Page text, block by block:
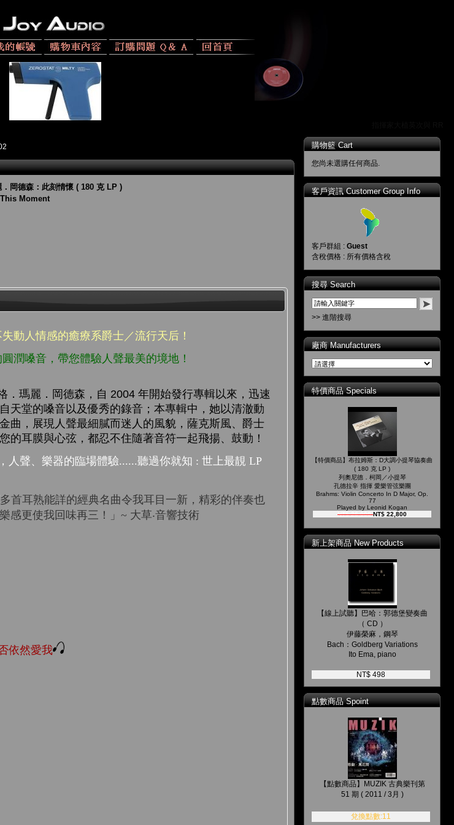
．岡德森：此刻情懷 ( 180 克 LP )
Moment
動人情感的癒療系爵士／流行天后！
潤嗓音，帶您體驗人聲最美的境地！
．瑪麗．岡德森，自 2004 年開始發行專輯以來，迅速
天堂的嗓音以及優秀的錄音；本專輯中，她以清澈動
曲，展現人聲最細膩而迷人的風貌，薩克斯風、爵士
的耳膜與心弦，都忍不住隨著音符一起飛揚、鼓動！
人聲、樂器的臨場體驗......聽過你就知 :世上最靚 LP
首耳熟能詳的經典名曲令我耳目一新，精彩的伴奏也
感更使我回味再三！」~ 大草‧音響技術
依然愛我
購物籃 Cart
您尚未選購任何商品.
客戶資訊 Customer Group Info
客戶群組 : Guest
含稅價格 : 所有價格含稅
搜尋 Search
>> 進階搜尋
廠商 Manufacturers
特價商品 Specials
【特價商品】布拉姆斯：D大調小提琴協奏曲
( 180 克 LP )
列奧尼德．柯岡／小提琴
孔德拉辛 指揮 愛樂管弦樂團
Brahms: Violin Concerto In D Major, Op.
77
Played by Leonid Kogan
NT$ 26,000NT$ 22,800
新上架商品 New Products
【線上試聽】巴哈：郭德堡變奏曲
（ CD ）
伊藤榮麻，鋼琴
Bach：Goldberg Variations
Ito Ema, piano
NT$ 498
點數商品 Spoint
【點數商品】MUZIK 古典樂刊第
51 期 ( 2011 / 3月 )
兌換點數:11